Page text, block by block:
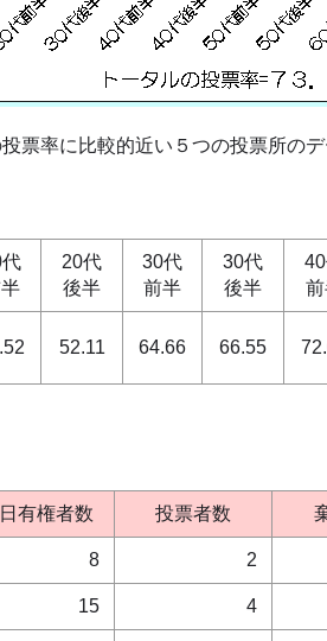
票率に比較的近い５つの投票所のデ
20代
後半
30代
前半
30代
後半
52.11 64.66 66.55
有権者数 投票者数
8 2
15 4